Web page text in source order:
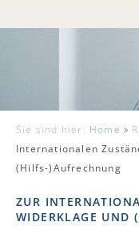
Sie sind hier: Home »
Internationalen
(Hilfs-)Aufrechnung
ZUR
WIDERKLAGE UND